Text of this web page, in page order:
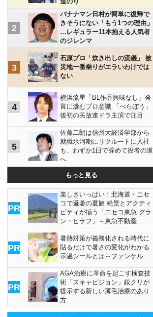
2
バナナマン日村が簡単に復帰で
きそうにない「もう1つの理由」
…レギュラー11本抱える人気者
のジレンマ
3
石原プロ「炊き出しの流儀」 被
災地一番乗りがエラいわけでは
ない
4
横浜流星「BL作品興味なし」発
言に滲むプロ意識 「べらぼう」
後初の民放連ドラ主演で注目
5
佐藤二朗は信州大経済学部から
就職氷河期にリクルートに入社
も、わずか1日で辞めて役者の道
へ
もっと見る
PR
楽しさいっぱい！北海道・ニセ
コで避暑の夏旅 絶景とアクティ
ビティが揃う「ニセコ東急 グラ
ン・ヒラフ」～東急不動産
PR
暑熱対策が義務化される時代に
貼るだけで暑さの変化がわかる
示温シールとは～ファンケル
PR
AGA治療に革命を起こす検査技
術「スキャビジョン」銀クリが
提示する新しい薄毛治療のあり
方